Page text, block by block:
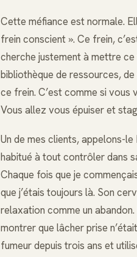
Cette méfiance est normale.
frein conscient ». Ce frein,
cherche justement à mettre
bibliothèque de ressources,
ce frein. C’est comme si
Vous allez vous épuiser et
Un de mes clients, appelons-
habitué à tout contrôler dans
Chaque fois que je
que j’étais toujours là. Son
relaxation comme un
montrer que lâcher prise
fumeur depuis trois ans et